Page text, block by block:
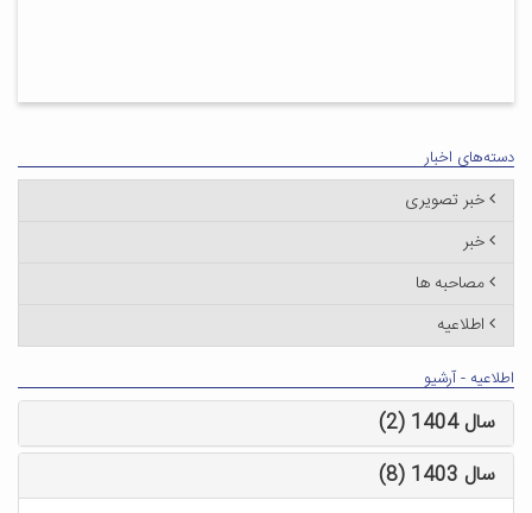
دسته‌های اخبار
خبر تصویری
خبر
مصاحبه ها
اطلاعیه
اطلاعیه - آرشیو
سال 1404 (2)
سال 1403 (8)